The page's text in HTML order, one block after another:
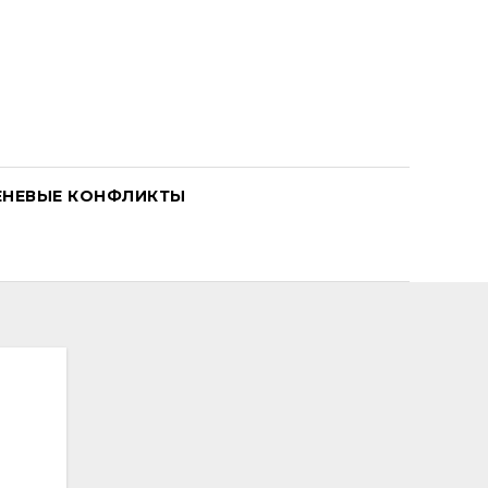
КОНФЛИКТЫ